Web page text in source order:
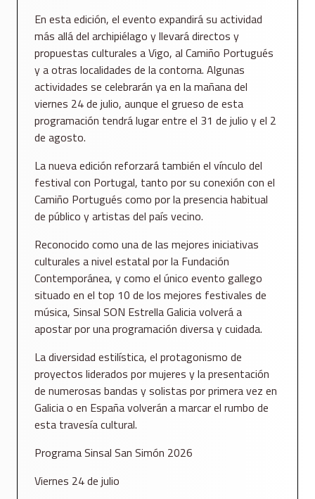
En esta edición, el evento expandirá su actividad
más allá del archipiélago y llevará directos y
propuestas culturales a Vigo, al Camiño Portugués
y a otras localidades de la contorna. Algunas
actividades se celebrarán ya en la mañana del
viernes 24 de julio, aunque el grueso de esta
programación tendrá lugar entre el 31 de julio y el 2
de agosto.
La nueva edición reforzará también el vínculo del
festival con Portugal, tanto por su conexión con el
Camiño Portugués como por la presencia habitual
de público y artistas del país vecino.
Reconocido como una de las mejores iniciativas
culturales a nivel estatal por la Fundación
Contemporánea, y como el único evento gallego
situado en el top 10 de los mejores festivales de
música, Sinsal SON Estrella Galicia volverá a
apostar por una programación diversa y cuidada.
La diversidad estilística, el protagonismo de
proyectos liderados por mujeres y la presentación
de numerosas bandas y solistas por primera vez en
Galicia o en España volverán a marcar el rumbo de
esta travesía cultural.
Programa Sinsal San Simón 2026
Viernes 24 de julio